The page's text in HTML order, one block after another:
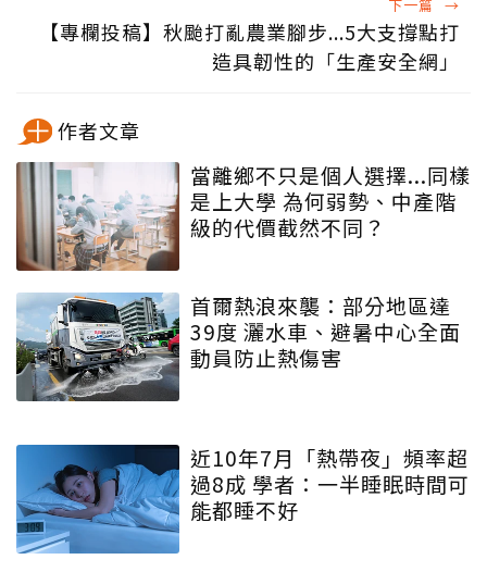
下一篇 →
【專欄投稿】秋颱打亂農業腳步...5大支撐點打
造具韌性的「生產安全網」
作者文章
當離鄉不只是個人選擇...同樣
是上大學 為何弱勢、中產階
級的代價截然不同？
首爾熱浪來襲：部分地區達
39度 灑水車、避暑中心全面
動員防止熱傷害
近10年7月「熱帶夜」頻率超
過8成 學者：一半睡眠時間可
能都睡不好